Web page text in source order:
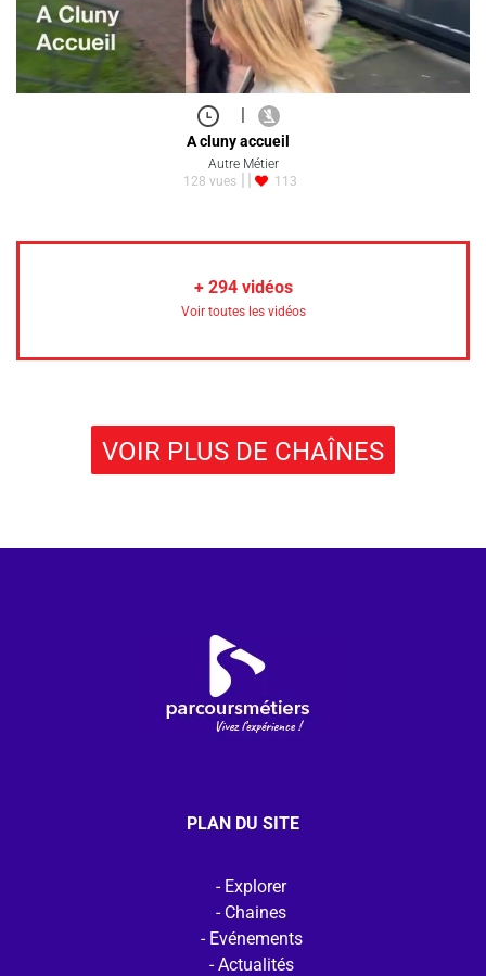
|
A cluny accueil
Autre Métier
128 vues
113
+ 294vidéos
Voir toutes les vidéos
VOIR PLUS DE CHAÎNES
PLAN DU SITE
Explorer
Chaines
Evénements
Actualités